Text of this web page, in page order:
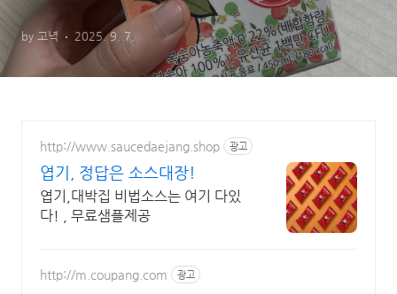
쿨피스 계란찜
by 고녁 2025. 9. 7.
http://www.saucedaejang.shop 광고
엽기, 정답은 소스대장!
엽기,대박집 비법소스는 여기 다있
다! , 무료샘플제공
http://m.coupang.com 광고